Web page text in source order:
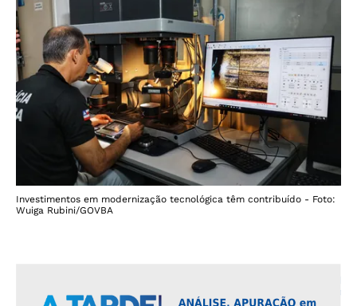
Investimentos em modernização tecnológica têm contribuído - Foto:
Wuiga Rubini/GOVBA